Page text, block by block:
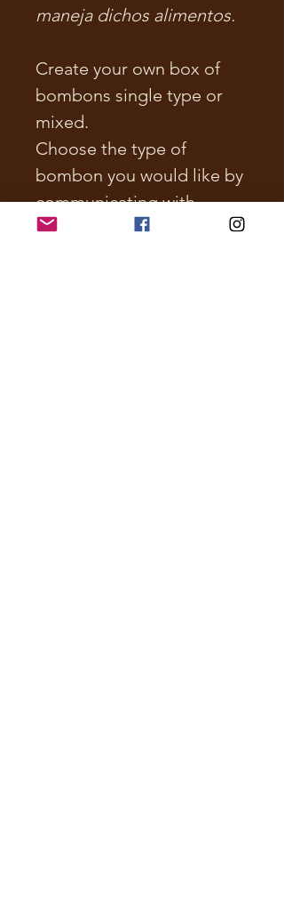
maneja dichos alimentos.
Create your own box of
bombons single type or
mixed.
Choose the type of
bombon you would like by
communicating with
Hacienda Chocolat